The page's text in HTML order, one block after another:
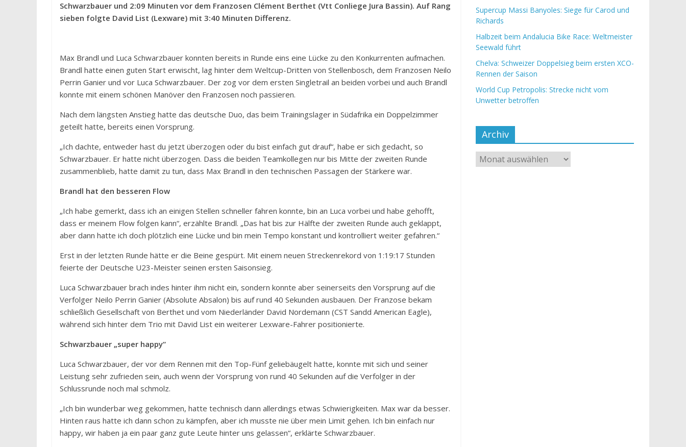
Schwarzbauer und 2:09 Minuten vor dem Franzosen Clément Berthet (Vtt Conliege Jura Bassin). Auf Rang
sieben folgte David List (Lexware) mit 3:40 Minuten Differenz.
Max Brandl und Luca Schwarzbauer konnten bereits in Runde eins eine Lücke zu den Konkurrenten aufmachen.
Brandl hatte einen guten Start erwischt, lag hinter dem Weltcup-Dritten von Stellenbosch, dem Franzosen Neilo
Perrin Ganier und vor Luca Schwarzbauer. Der zog vor dem ersten Singletrail an beiden vorbei und auch Brandl
konnte mit einem schönen Manöver den Franzosen noch passieren.
Nach dem längsten Anstieg hatte das deutsche Duo, das beim Trainingslager in Südafrika ein Doppelzimmer
geteilt hatte, bereits einen Vorsprung.
„Ich dachte, entweder hast du jetzt überzogen oder du bist einfach gut drauf“, habe er sich gedacht, so
Schwarzbauer. Er hatte nicht überzogen. Dass die beiden Teamkollegen nur bis Mitte der zweiten Runde
zusammenblieb, hatte damit zu tun, dass Max Brandl in den technischen Passagen der Stärkere war.
Brandl hat den besseren Flow
„Ich habe gemerkt, dass ich an einigen Stellen schneller fahren konnte, bin an Luca vorbei und habe gehofft,
dass er meinem Flow folgen kann“, erzählte Brandl. „Das hat bis zur Hälfte der zweiten Runde auch geklappt,
aber dann hatte ich doch plötzlich eine Lücke und bin mein Tempo konstant und kontrolliert weiter gefahren.“
Erst in der letzten Runde hätte er die Beine gespürt. Mit einem neuen Streckenrekord von 1:19:17 Stunden
feierte der Deutsche U23-Meister seinen ersten Saisonsieg.
Luca Schwarzbauer brach indes hinter ihm nicht ein, sondern konnte aber seinerseits den Vorsprung auf die
Verfolger Neilo Perrin Ganier (Absolute Absalon) bis auf rund 40 Sekunden ausbauen. Der Franzose bekam
schließlich Gesellschaft von Berthet und vom Niederländer David Nordemann (CST Sandd American Eagle),
während sich hinter dem Trio mit David List ein weiterer Lexware-Fahrer positionierte.
Schwarzbauer „super happy“
Luca Schwarzbauer, der vor dem Rennen mit den Top-Fünf geliebäugelt hatte, konnte mit sich und seiner
Leistung sehr zufrieden sein, auch wenn der Vorsprung von rund 40 Sekunden auf die Verfolger in der
Schlussrunde noch mal schmolz.
„Ich bin wunderbar weg gekommen, hatte technisch dann allerdings etwas Schwierigkeiten. Max war da besser.
Hinten raus hatte ich dann schon zu kämpfen, aber ich musste nie über mein Limit gehen. Ich bin einfach nur
happy, wir haben ja ein paar ganz gute Leute hinter uns gelassen“, erklärte Schwarzbauer.
Supercup Massi Banyoles: Siege für Carod und
Richards
Halbzeit beim Andalucia Bike Race: Weltmeister
Seewald führt
Chelva: Schweizer Doppelsieg beim ersten XCO-
Rennen der Saison
World Cup Petropolis: Strecke nicht vom
Unwetter betroffen
Archiv